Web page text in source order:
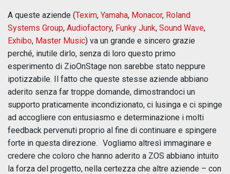
A queste aziende (Texim, Yamaha, Monacor, Roland
Systems Group, Audiofactory, Funky Junk, Sound Wave,
Exhibo, Master Music) va un grande e sincero grazie
perché, inutile dirlo, senza di loro questo primo
esperimento di ZioOnStage non sarebbe stato neppure
ipotizzabile. Il fatto che queste stesse aziende abbiano
aderito senza far troppe domande, dimostrandoci un
supporto praticamente incondizionato, ci lusinga e ci spinge
ad accogliere con entusiasmo e determinazione i molti
feedback pervenuti proprio al fine di continuare e spingere
forte in questa direzione. Vogliamo altresì immaginare e
credere che coloro che hanno aderito a ZOS abbiano intuito
la forza del progetto, nella certezza che altre aziende – con